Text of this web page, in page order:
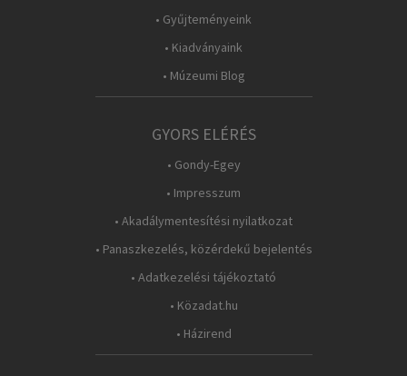
• Gyűjteményeink
• Kiadványaink
• Múzeumi Blog
GYORS ELÉRÉS
• Gondy-Egey
• Impresszum
• Akadálymentesítési nyilatkozat
• Panaszkezelés, közérdekű bejelentés
• Adatkezelési tájékoztató
• Közadat.hu
• Házirend